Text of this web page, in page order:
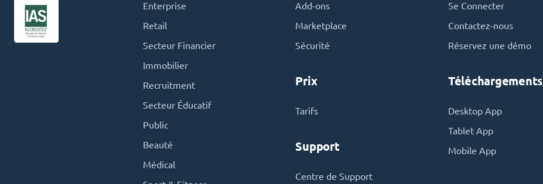
Enterprise
Retail
Secteur Financier
Immobilier
Recruitment
Secteur Éducatif
Public
Beauté
Médical
Add-ons
Marketplace
Sécurité
Prix
Tarifs
Support
Centre de Support
Se Connecter
Contactez-nous
Réservez une démo
Téléchargements
Desktop App
Tablet App
Mobile App